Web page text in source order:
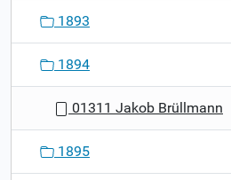
1893
1894
01311 Jakob Brüllmann
1895